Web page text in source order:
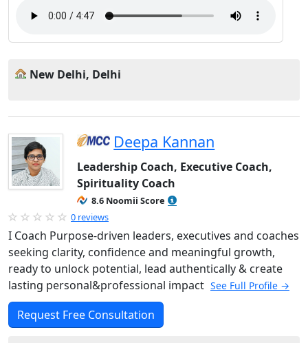
New Delhi, Delhi
Deepa Kannan
Leadership Coach, Executive Coach,
Spirituality Coach
8.6 Noomii Score
0 reviews
I Coach Purpose-driven leaders, executives and coaches
seeking clarity, confidence and meaningful growth,
ready to unlock potential, lead authentically & create
lasting personal&professional impact See Full Profile →
Request Free Consultation